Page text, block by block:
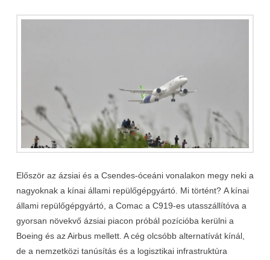
Először az ázsiai és a Csendes-óceáni vonalakon megy neki a
nagyoknak a kínai állami repülőgépgyártó. Mi történt? A kínai
állami repülőgépgyártó, a Comac a C919-es utasszállítóva a
gyorsan növekvő ázsiai piacon próbál pozícióba kerülni a
Boeing és az Airbus mellett. A cég olcsóbb alternatívát kínál,
de a nemzetközi tanúsítás és a logisztikai infrastruktúra